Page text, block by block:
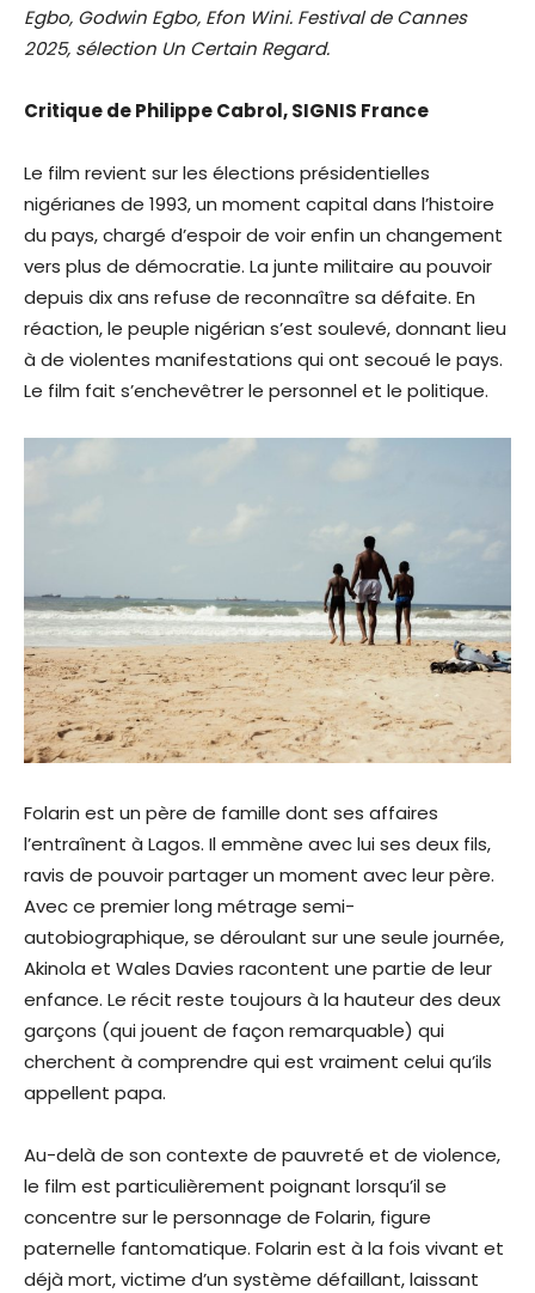
Egbo, Godwin Egbo, Efon Wini. Festival de Cannes
2025, sélection Un Certain Regard.
Critique de Philippe Cabrol, SIGNIS France
Le film revient sur les élections présidentielles
nigérianes de 1993, un moment capital dans l’histoire
du pays, chargé d’espoir de voir enfin un changement
vers plus de démocratie. La junte militaire au pouvoir
depuis dix ans refuse de reconnaître sa défaite. En
réaction, le peuple nigérian s’est soulevé, donnant lieu
à de violentes manifestations qui ont secoué le pays.
Le film fait s’enchevêtrer le personnel et le politique.
Folarin est un père de famille dont ses affaires
l’entraînent à Lagos. Il emmène avec lui ses deux fils,
ravis de pouvoir partager un moment avec leur père.
Avec ce premier long métrage semi-
autobiographique, se déroulant sur une seule journée,
Akinola et Wales Davies racontent une partie de leur
enfance. Le récit reste toujours à la hauteur des deux
garçons (qui jouent de façon remarquable) qui
cherchent à comprendre qui est vraiment celui qu’ils
appellent papa.
Au-delà de son contexte de pauvreté et de violence,
le film est particulièrement poignant lorsqu’il se
concentre sur le personnage de Folarin, figure
paternelle fantomatique. Folarin est à la fois vivant et
déjà mort, victime d’un système défaillant, laissant